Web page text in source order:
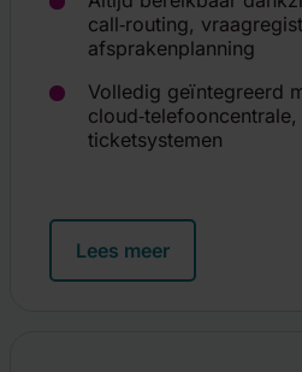
call‑routing,
afsprakenplanning
Volledig geïntegreerd
cloud‑telefooncentrale,
ticketsystemen
Lees meer